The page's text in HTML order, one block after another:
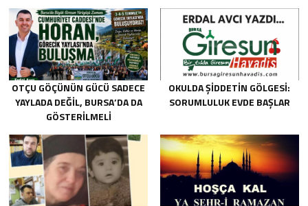
OTÇU GÖÇÜNÜN GÜCÜ SADECE
YAYLADA DEĞIL, BURSA’DA DA
GÖSTERILMELI
OKULDA ŞIDDETIN GÖLGESI:
SORUMLULUK EVDE BAŞLAR